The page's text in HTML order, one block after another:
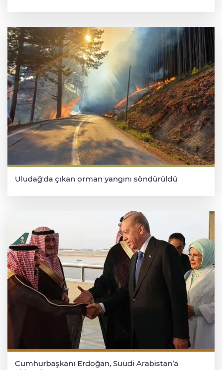
Uludağ'da çıkan orman yangını söndürüldü
Cumhurbaşkanı Erdoğan, Suudi Arabistan’a